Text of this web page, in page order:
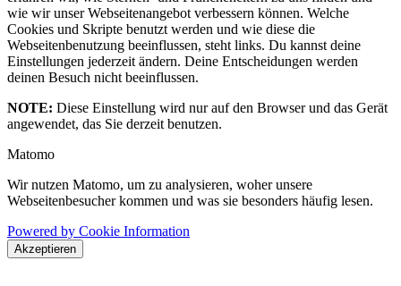
wie wir unser Webseitenangebot verbessern können. Welche
Cookies und Skripte benutzt werden und wie diese die
Webseitenbenutzung beeinflussen, steht links. Du kannst deine
Einstellungen jederzeit ändern. Deine Entscheidungen werden
deinen Besuch nicht beeinflussen.
NOTE: Diese Einstellung wird nur auf den Browser und das Gerät
angewendet, das Sie derzeit benutzen.
Matomo
Wir nutzen Matomo, um zu analysieren, woher unsere
Webseitenbesucher kommen und was sie besonders häufig lesen.
Powered by Cookie Information
Akzeptieren